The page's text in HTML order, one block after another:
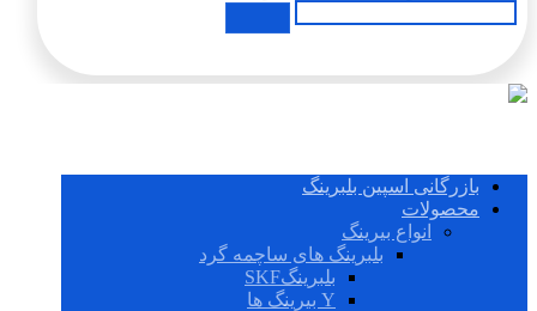
بازرگانی اسپین بلبرینگ
محصولات
انواع بیرینگ
بلبرینگ های ساچمه گرد
بلبرینگSKF
Y بیرینگ ها